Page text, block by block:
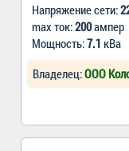
Напряжение сети:
max ток:200ампер
Мощность:7.1 кВа
Владелец:ООО